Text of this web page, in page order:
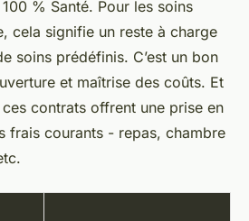
% Santé. Pour les soins
cela signifie un reste à charge
soins prédéfinis. C’est un bon
et maîtrise des coûts. Et
contrats offrent une prise en
frais courants - repas, chambre